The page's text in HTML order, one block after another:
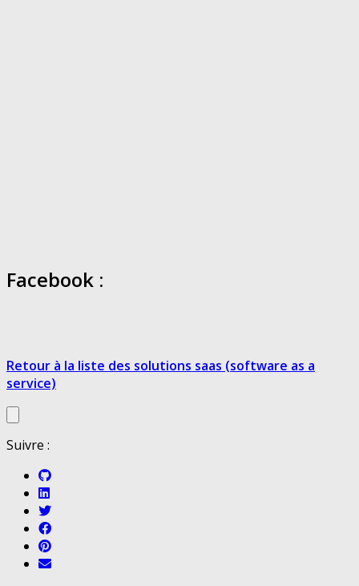
Facebook :
Retour à la liste des solutions saas (software as a
service)
Suivre :